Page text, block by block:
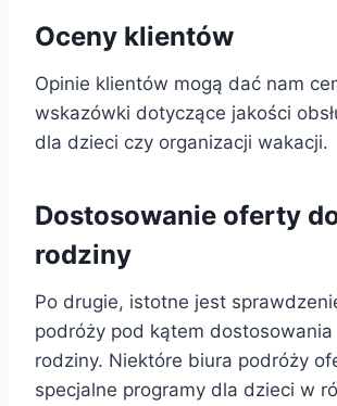
Oceny klientów
Opinie klientów mogą dać nam
wskazówki dotyczące jakości
dla dzieci czy organizacji wakacji.
Dostosowanie oferty
rodziny
Po drugie, istotne jest
podróży pod kątem
rodziny. Niektóre biura podróży
specjalne programy dla dzieci w